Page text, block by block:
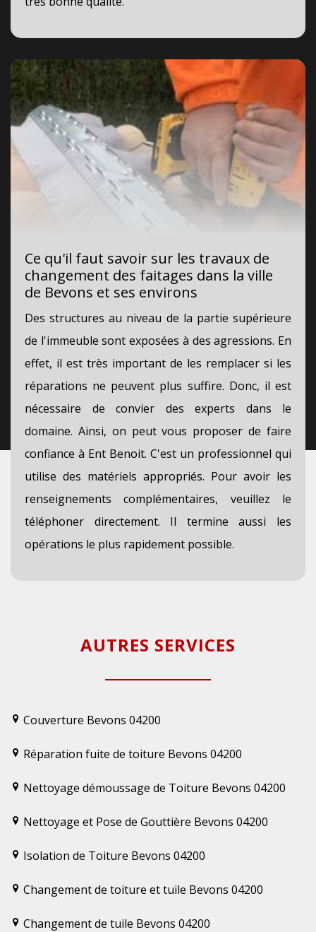
Ce qu'il faut savoir sur les travaux de
changement des faitages dans la ville
de Bevons et ses environs
Des structures au niveau de la partie supérieure
de l'immeuble sont exposées à des agressions. En
effet, il est très important de les remplacer si les
réparations ne peuvent plus suffire. Donc, il est
nécessaire de convier des experts dans le
domaine. Ainsi, on peut vous proposer de faire
confiance à Ent Benoit. C'est un professionnel qui
utilise des matériels appropriés. Pour avoir les
renseignements complémentaires, veuillez le
téléphoner directement. Il termine aussi les
opérations le plus rapidement possible.
AUTRES SERVICES
Couverture Bevons 04200
Réparation fuite de toiture Bevons 04200
Nettoyage démoussage de Toiture Bevons 04200
Nettoyage et Pose de Gouttière Bevons 04200
Isolation de Toiture Bevons 04200
Changement de toiture et tuile Bevons 04200
Changement de tuile Bevons 04200